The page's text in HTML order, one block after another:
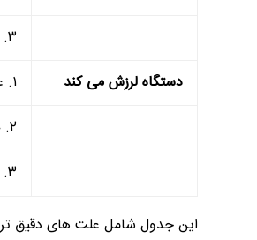
۳. مشکل در عملکرد کنترلر داخلی
دستگاه لرزش می کند
۱. عدم تراز بودن دستگاه
۲. نقص در قطعات داخلی مانند موتور یا گیربکس
۳. سفت بودن یا نقص در چرخ دنده های داخلی
این جدول شامل علت های دقیق